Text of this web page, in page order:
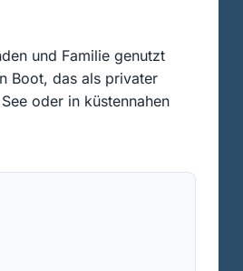
und Familie genutzt
Boot, das als privater
oder in küstennahen